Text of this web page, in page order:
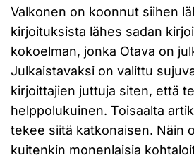
Valkonen on koonnut siihen
kirjoituksista lähes sadan
kokoelman, jonka Otava on
Julkaistavaksi on valittu
kirjoittajien juttuja siten, että
helppolukuinen. Toisaalta
tekee siitä katkonaisen. Näin
kuitenkin monenlaisia